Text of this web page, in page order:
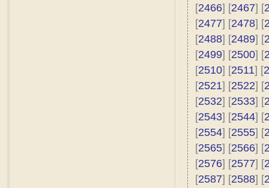
[2466] [2467] [
[2477] [2478] [
[2488] [2489] [
[2499] [2500] [
[2510] [2511] [
[2521] [2522] [
[2532] [2533] [
[2543] [2544] [
[2554] [2555] [
[2565] [2566] [
[2576] [2577] [
[2587] [2588] [